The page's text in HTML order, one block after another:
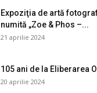
Expoziţia de artă
numită „Zoe & Phos –...
21 aprilie 2024
105 ani de la Eliberarea
20 aprilie 2024